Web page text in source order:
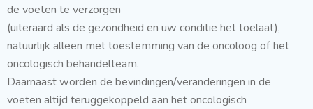
de voeten te verzorgen
(uiteraard als de gezondheid en uw conditie het toelaat),
natuurlijk alleen met toestemming van de oncoloog of het
oncologisch behandelteam.
Daarnaast worden de bevindingen/veranderingen in de
voeten altijd teruggekoppeld aan het oncologisch